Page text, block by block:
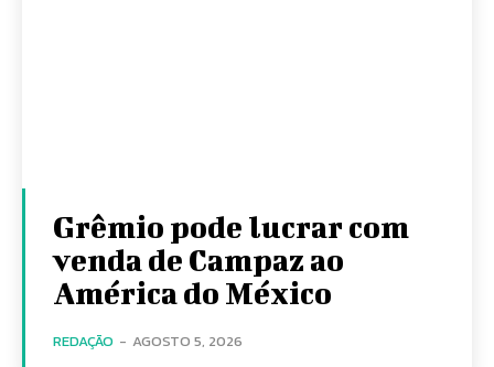
Grêmio pode lucrar com
venda de Campaz ao
América do México
REDAÇÃO - AGOSTO 5, 2026